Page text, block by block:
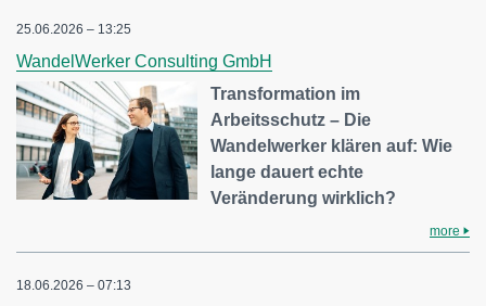
25.06.2026 – 13:25
WandelWerker Consulting GmbH
Transformation im
Arbeitsschutz – Die
Wandelwerker klären auf: Wie
lange dauert echte
Veränderung wirklich?
more
18.06.2026 – 07:13